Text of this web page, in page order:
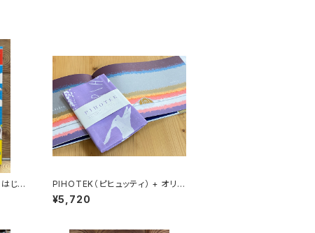
じめ
PIHOTEK（ピヒュッティ） + オリジ
ナルふろしき（薄紫）セット
¥5,720